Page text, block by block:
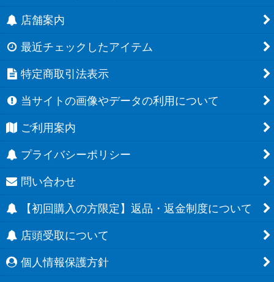
店舗案内
最近チェックしたアイテム
特定商取引法表示
当サイトの画像やデータの利用について
ご利用案内
プライバシーポリシー
問い合わせ
【初回購入の方限定】返品・返金制度について
店頭受取について
個人情報保護方針